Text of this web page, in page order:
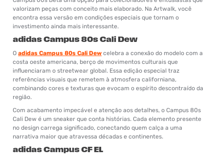
valorizam peças com conceito mais elaborado. Na Artwalk, você
encontra essa versão em condições especiais que tornam o
investimento ainda mais interessante.
adidas Campus 80s Cali Dew
O adidas Campus 80s Cali Dew celebra a conexão do modelo com a
costa oeste americana, berço de movimentos culturais que
influenciaram o streetwear global. Essa edição especial traz
referências visuais que remetem à atmosfera californiana,
combinando cores e texturas que evocam o espírito descontraído da
região.
Com acabamento impecável e atenção aos detalhes, o Campus 80s
Cali Dew é um sneaker que conta histórias. Cada elemento presente
no design carrega significado, conectando quem calça a uma
narrativa maior que atravessa décadas e continentes.
adidas Campus CF EL